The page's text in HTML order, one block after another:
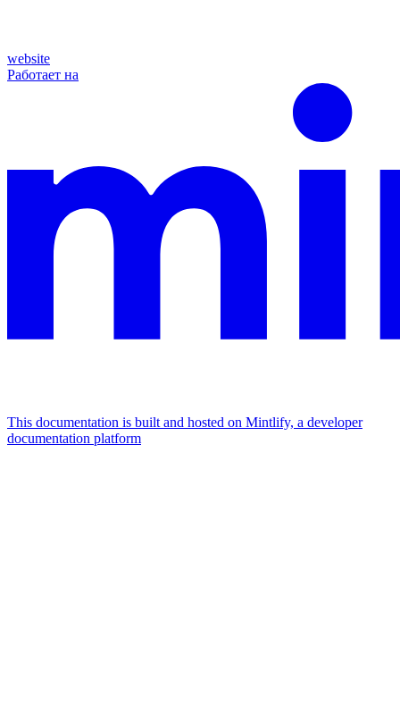
website
Работает на
This documentation is built and hosted on Mintlify, a developer
documentation platform